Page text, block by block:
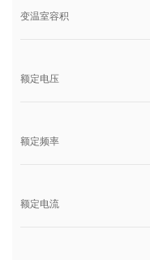
变温室容积
额定电压
额定频率
额定电流